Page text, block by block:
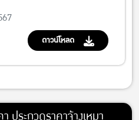
ดาวน์โหลด